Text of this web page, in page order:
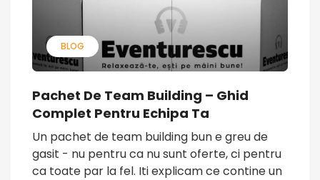
BLOG
Pachet De Team Building – Ghid
Complet Pentru Echipa Ta
Un pachet de team building bun e greu de
gasit - nu pentru ca nu sunt oferte, ci pentru
ca toate par la fel. Iti explicam ce contine un